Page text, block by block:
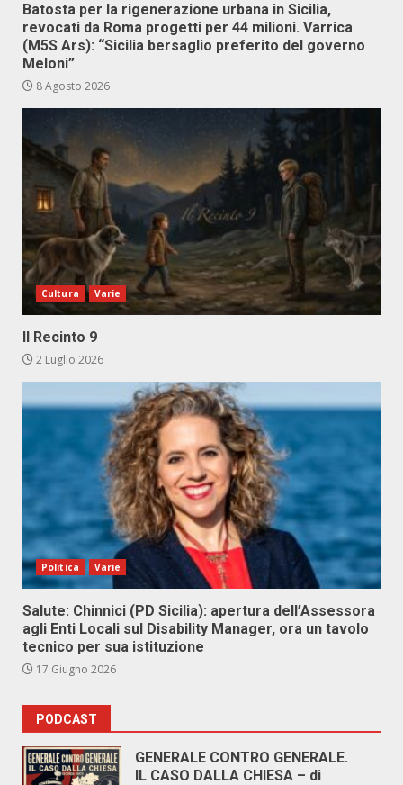
Batosta per la rigenerazione urbana in Sicilia,
revocati da Roma progetti per 44 milioni. Varrica
(M5S Ars): “Sicilia bersaglio preferito del governo
Meloni”
8 Agosto 2026
Cultura Varie
Il Recinto 9
2 Luglio 2026
Politica Varie
Salute: Chinnici (PD Sicilia): apertura dell’Assessora
agli Enti Locali sul Disability Manager, ora un tavolo
tecnico per sua istituzione
17 Giugno 2026
PODCAST
GENERALE CONTRO GENERALE.
IL CASO DALLA CHIESA – di